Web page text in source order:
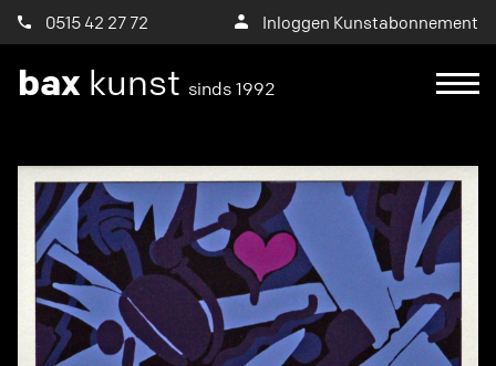
0515 42 27 72 Inloggen Kunstabonnement
bax kunst sinds 1992